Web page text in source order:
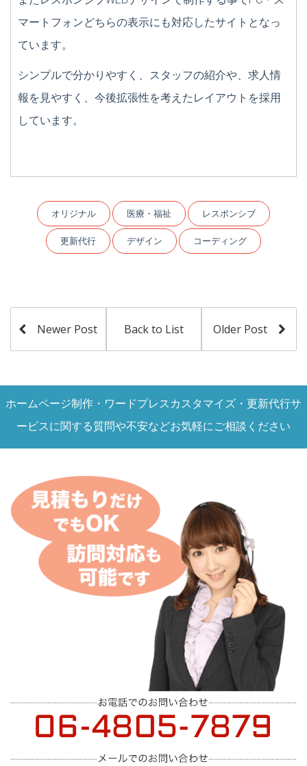
マートフォンどちらの表示にも対応したサイトとなっ
ています。
シンプルで分かりやすく、スタッフの紹介や、求人情
報を見やすく、今後拡張性を考えたレイアウトを採用
しています。
オリジナル 医療・福祉 レスポンシブ
更新代行 デザイン コーディング
Newer Post Back to List Older Post
ホームページ制作・ワードプレスカスタマイズ・更新代行サ
ービスに関する質問や不安などお気軽にご相談ください